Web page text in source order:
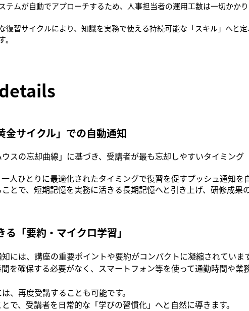
テムが自動でアプローチするため、人事担当者の運用工数は一切かかり
復習サイクルにより、知識を実務で使える持続可能な「スキル」へと
金サイクル」での自動通知
スの忘却曲線」に基づき、受講者が最も忘却しやすいタイミン
人ひとりに最適化されたタイミングで復習を促すプッシュ通知を
とで、短期記憶を実務に活きる長期記憶へと引き上げ、研修成果
「要約・マイクロ学習」
には、講座の重要ポイントや要約がコンパクトに凝縮されています
を確保する必要がなく、スマートフォン等を使って通勤時間や
、再度受講することも可能です。
で、受講者を日常的な「学びの習慣化」へと自然に導きます。